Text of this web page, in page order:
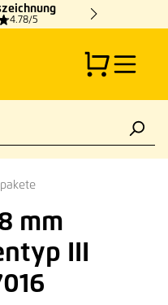
4.78/5
mm
III